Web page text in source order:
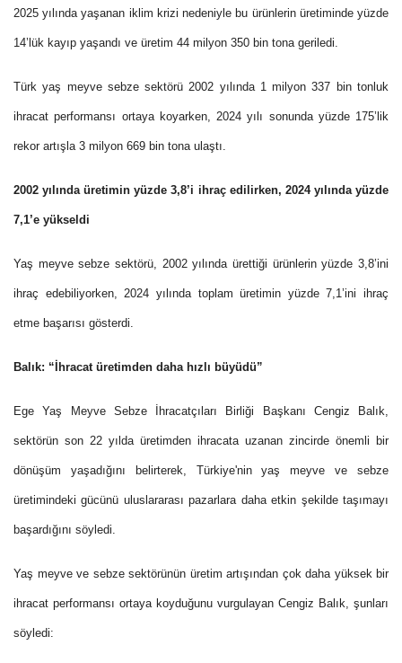
2025 yılında yaşanan iklim krizi nedeniyle bu ürünlerin üretiminde yüzde
14’lük kayıp yaşandı ve üretim 44 milyon 350 bin tona geriledi.
Türk yaş meyve sebze sektörü 2002 yılında 1 milyon 337 bin tonluk
ihracat performansı ortaya koyarken, 2024 yılı sonunda yüzde 175’lik
rekor artışla 3 milyon 669 bin tona ulaştı.
2002 yılında üretimin yüzde 3,8’i ihraç edilirken, 2024 yılında yüzde
7,1’e yükseldi
Yaş meyve sebze sektörü, 2002 yılında ürettiği ürünlerin yüzde 3,8’ini
ihraç edebiliyorken, 2024 yılında toplam üretimin yüzde 7,1’ini ihraç
etme başarısı gösterdi.
Balık: “İhracat üretimden daha hızlı büyüdü”
Ege Yaş Meyve Sebze İhracatçıları Birliği Başkanı Cengiz Balık,
sektörün son 22 yılda üretimden ihracata uzanan zincirde önemli bir
dönüşüm yaşadığını belirterek, Türkiye'nin yaş meyve ve sebze
üretimindeki gücünü uluslararası pazarlara daha etkin şekilde taşımayı
başardığını söyledi.
Yaş meyve ve sebze sektörünün üretim artışından çok daha yüksek bir
ihracat performansı ortaya koyduğunu vurgulayan Cengiz Balık, şunları
söyledi: